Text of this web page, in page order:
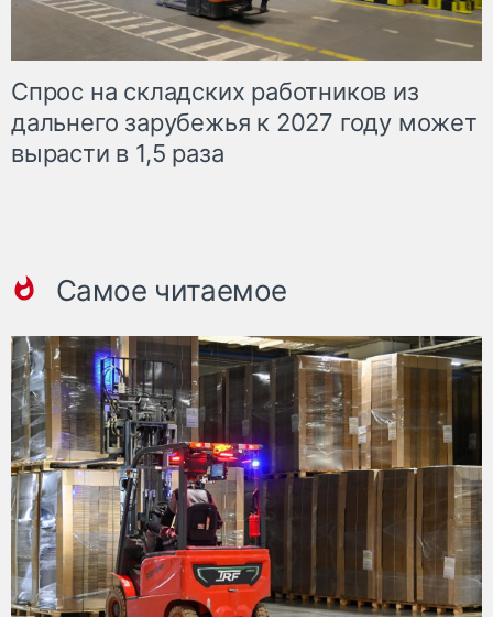
Спрос на складских работников из
дальнего зарубежья к 2027 году может
вырасти в 1,5 раза
Самое читаемое